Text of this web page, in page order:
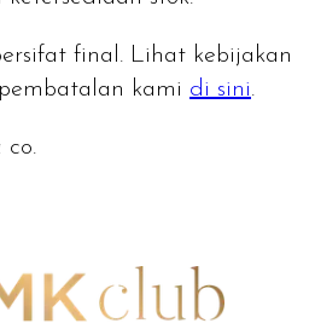
final. Lihat kebijakan
kami di sini.
co.